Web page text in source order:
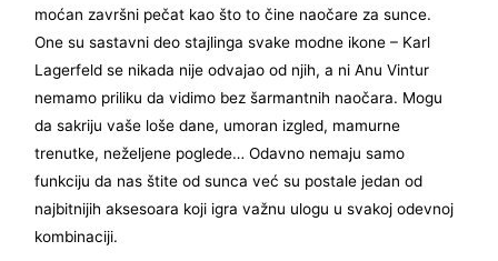
moćan završni pečat kao što to čine naočare za sunce.
One su sastavni deo stajlinga svake modne ikone – Karl
Lagerfeld se nikada nije odvajao od njih, a ni Anu Vintur
nemamo priliku da vidimo bez šarmantnih naočara. Mogu
da sakriju vaše loše dane, umoran izgled, mamurne
trenutke, neželjene poglede… Odavno nemaju samo
funkciju da nas štite od sunca već su postale jedan od
najbitnijih aksesoara koji igra važnu ulogu u svakoj odevnoj
kombinaciji.